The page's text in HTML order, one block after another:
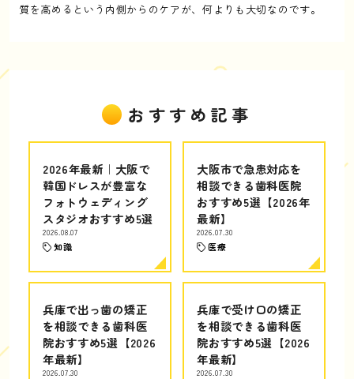
質を高めるという内側からのケアが、何よりも大切なのです。
おすすめ記事
2026年最新｜大阪で
韓国ドレスが豊富な
フォトウェディング
スタジオおすすめ5選
2026.08.07
知識
大阪市で急患対応を
相談できる歯科医院
おすすめ5選【2026年
最新】
2026.07.30
医療
兵庫で出っ歯の矯正
を相談できる歯科医
院おすすめ5選【2026
年最新】
2026.07.30
兵庫で受け口の矯正
を相談できる歯科医
院おすすめ5選【2026
年最新】
2026.07.30